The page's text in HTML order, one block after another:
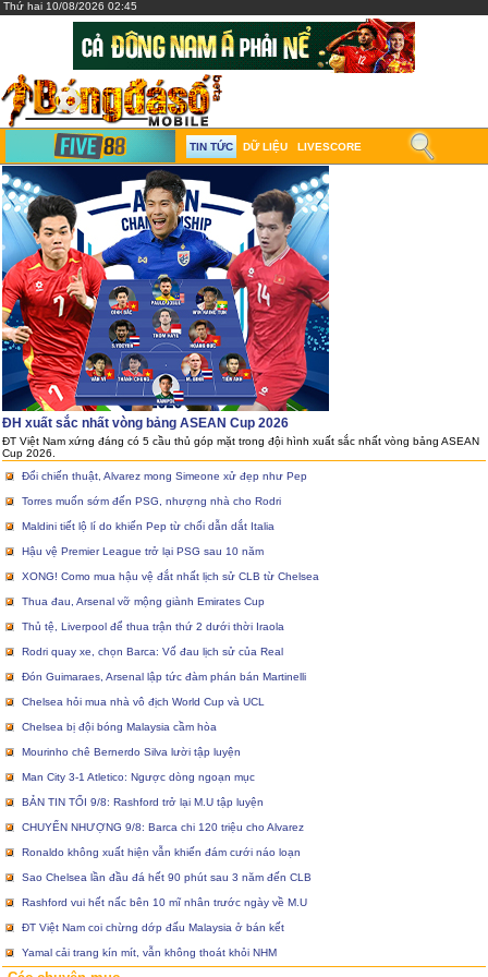
Thứ hai 10/08/2026 02:45
TIN TỨC DỮ LIỆU LIVESCORE
ĐH xuất sắc nhất vòng bảng ASEAN Cup 2026
ĐT Việt Nam xứng đáng có 5 cầu thủ góp mặt trong đội hình xuất sắc nhất vòng bảng ASEAN
Cup 2026.
Đổi chiến thuật, Alvarez mong Simeone xử đẹp như Pep
Torres muốn sớm đến PSG, nhượng nhà cho Rodri
Maldini tiết lộ lí do khiến Pep từ chối dẫn dắt Italia
Hậu vệ Premier League trở lại PSG sau 10 năm
XONG! Como mua hậu vệ đắt nhất lịch sử CLB từ Chelsea
Thua đau, Arsenal vỡ mộng giành Emirates Cup
Thủ tệ, Liverpool để thua trận thứ 2 dưới thời Iraola
Rodri quay xe, chọn Barca: Vố đau lịch sử của Real
Đón Guimaraes, Arsenal lập tức đàm phán bán Martinelli
Chelsea hỏi mua nhà vô địch World Cup và UCL
Chelsea bị đội bóng Malaysia cầm hòa
Mourinho chê Bernerdo Silva lười tập luyện
Man City 3-1 Atletico: Ngược dòng ngoạn mục
BẢN TIN TỐI 9/8: Rashford trở lại M.U tập luyện
CHUYỂN NHƯỢNG 9/8: Barca chi 120 triệu cho Alvarez
Ronaldo không xuất hiện vẫn khiến đám cưới náo loạn
Sao Chelsea lần đầu đá hết 90 phút sau 3 năm đến CLB
Rashford vui hết nấc bên 10 mĩ nhân trước ngày về M.U
ĐT Việt Nam coi chừng dớp đấu Malaysia ở bán kết
Yamal cải trang kín mít, vẫn không thoát khỏi NHM